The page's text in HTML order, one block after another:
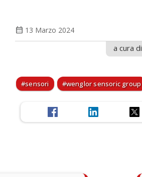
calendar_month 13 Marzo 2024
a cura di
sensori wenglor sensoric group